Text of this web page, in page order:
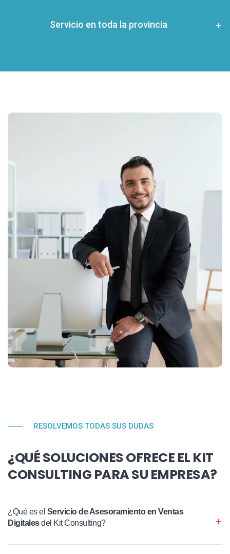
Servicio en toda la provincia
RESOLVEMOS TODAS SUS DUDAS
¿QUÉ SOLUCIONES OFRECE EL KIT
CONSULTING PARA SU EMPRESA?
¿Qué es el Servicio de Asesoramiento en Ventas
Digitalesdel Kit Consulting?